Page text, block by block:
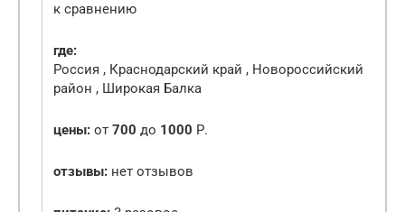
к сравнению
где:
Россия , Краснодарский край , Новороссийский
район , Широкая Балка
цены: от 700 до 1000 Р.
отзывы: нет отзывов